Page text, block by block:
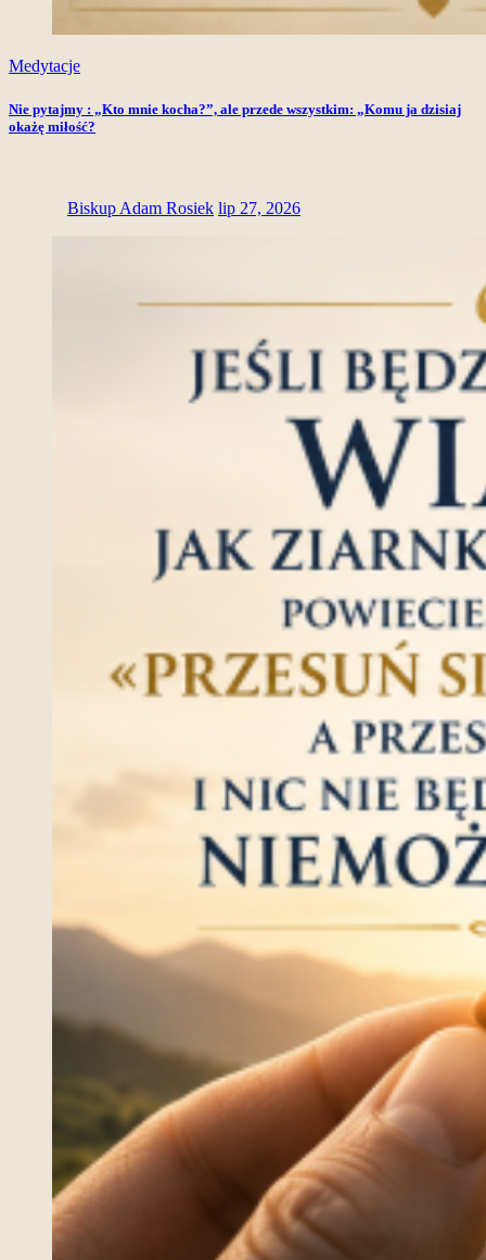
Medytacje
Nie pytajmy : „Kto mnie kocha?”, ale przede wszystkim: „Komu ja dzisiaj
okażę miłość?
Biskup Adam Rosiek lip 27, 2026